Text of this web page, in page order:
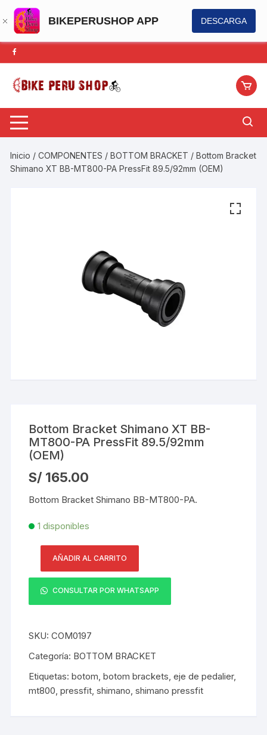
BIKEPERUSHOP APP DESCARGA
Saltar
al
contenido
Inicio /COMPONENTES /BOTTOM BRACKET / Bottom Bracket
Shimano XT BB-MT800-PA PressFit 89.5/92mm (OEM)
Bottom Bracket Shimano XT BB-
MT800-PA PressFit 89.5/92mm
(OEM)
S/ 165.00
Bottom Bracket Shimano BB-MT800-PA.
1 disponibles
Bracket
Shimano
XT
MT800-
PA
89.5/92mm
(OEM)
AÑADIR AL CARRITO
CONSULTAR POR WHATSAPP
SKU:COM0197
Categoría: BOTTOM BRACKET
Etiquetas:botom,botom brackets,eje de pedalier,
mt800,pressfit,shimano,shimano pressfit